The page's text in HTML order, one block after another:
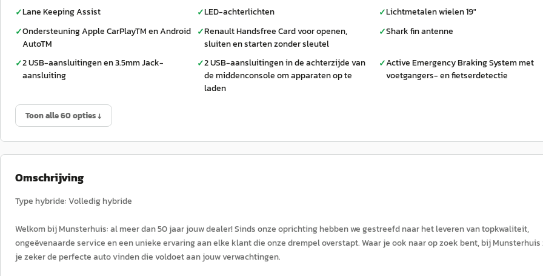
✓Lane Keeping Assist ✓LED-achterlichten ✓Lichtmetalen wielen 19"
✓Ondersteuning Apple CarPlayTM en Android
AutoTM
✓Renault Handsfree Card voor openen,
sluiten en starten zonder sleutel
✓Shark fin antenne
✓2 USB-aansluitingen en 3.5mm Jack-
aansluiting
✓2 USB-aansluitingen in de achterzijde van
de middenconsole om apparaten op te
laden
✓Active Emergency Braking System met
voetgangers- en fietserdetectie
Toon alle 60 opties ↓
Omschrijving
Type hybride: Volledig hybride
Welkom bij Munsterhuis: al meer dan 50 jaar jouw dealer! Sinds onze oprichting hebben we gestreefd naar het leveren van topkwaliteit,
ongeëvenaarde service en een unieke ervaring aan elke klant die onze drempel overstapt. Waar je ook naar op zoek bent, bij Munsterhuis
je zeker de perfecte auto vinden die voldoet aan jouw verwachtingen.